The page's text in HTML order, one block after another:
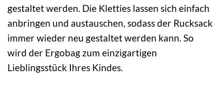
gestaltet werden. Die Kletties lassen sich einfach
anbringen und austauschen, sodass der Rucksack
immer wieder neu gestaltet werden kann. So
wird der Ergobag zum einzigartigen
Lieblingsstück Ihres Kindes.